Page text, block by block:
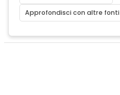
Approfondisci con altre fonti